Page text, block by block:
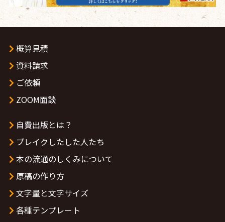
概算見積
資料請求
ご依頼
ZOOM面談
自費出版とは？
ブレイクしたした人たち
本の流通のしくみについて
原稿の作り方
文字量と文字サイズ
各種テンプレート